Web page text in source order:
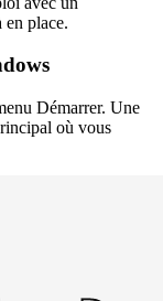
en place.
Démarrer. Une
où vous